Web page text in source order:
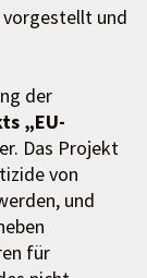
und
der
„EU-
Das Projekt
von
und
für